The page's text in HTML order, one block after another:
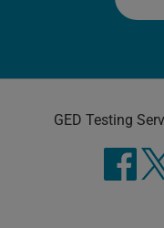
GED Testing